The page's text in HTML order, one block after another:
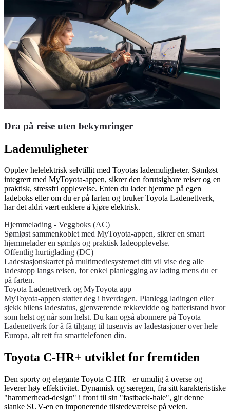
Dra på reise uten bekymringer
Lademuligheter
Opplev helelektrisk selvtillit med Toyotas lademuligheter. Sømløst
integrert med MyToyota-appen, sikrer den forutsigbare reiser og en
praktisk, stressfri opplevelse. Enten du lader hjemme på egen
ladeboks eller om du er på farten og bruker Toyota Ladenettverk,
har det aldri vært enklere å kjøre elektrisk.
Hjemmelading - Veggboks (AC)
Sømløst sammenkoblet med MyToyota-appen, sikrer en smart
hjemmelader en sømløs og praktisk ladeopplevelse.
Offentlig hurtiglading (DC)
Ladestasjonskartet på multimediesystemet ditt vil vise deg alle
ladestopp langs reisen, for enkel planlegging av lading mens du er
på farten.
Toyota Ladenettverk og MyToyota app
MyToyota-appen støtter deg i hverdagen. Planlegg ladingen eller
sjekk bilens ladestatus, gjenværende rekkevidde og batteristand hvor
som helst og når som helst. Du kan også abonnere på Toyota
Ladenettverk for å få tilgang til tusenvis av ladestasjoner over hele
Europa, alt rett fra smarttelefonen din.
Toyota C-HR+ utviklet for fremtiden
Den sporty og elegante Toyota C-HR+ er umulig å overse og
leverer høy effektivitet. Dynamisk og særegen, fra sitt karakteristiske
"hammerhead-design" i front til sin "fastback-hale", gir denne
slanke SUV-en en imponerende tilstedeværelse på veien.